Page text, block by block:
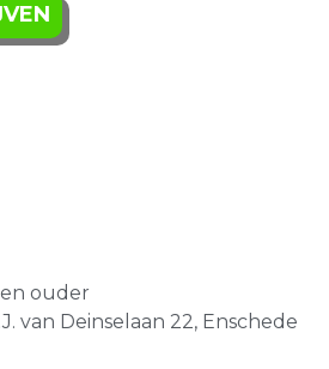
ouder
van Deinselaan 22, Enschede